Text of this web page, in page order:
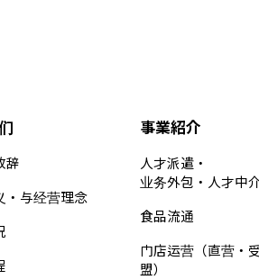
辞
・与经营理念
事業紹介
人才派遣・
业务外包・人才中
食品流通
门店运营（直营・
盟）